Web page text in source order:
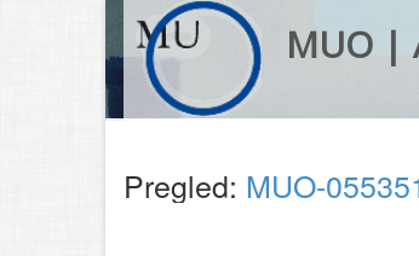
MUO |
Pregled: MUO-